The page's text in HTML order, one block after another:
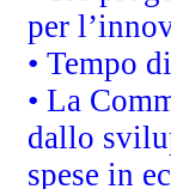
per
• Tempo
• La
dallo
spese in